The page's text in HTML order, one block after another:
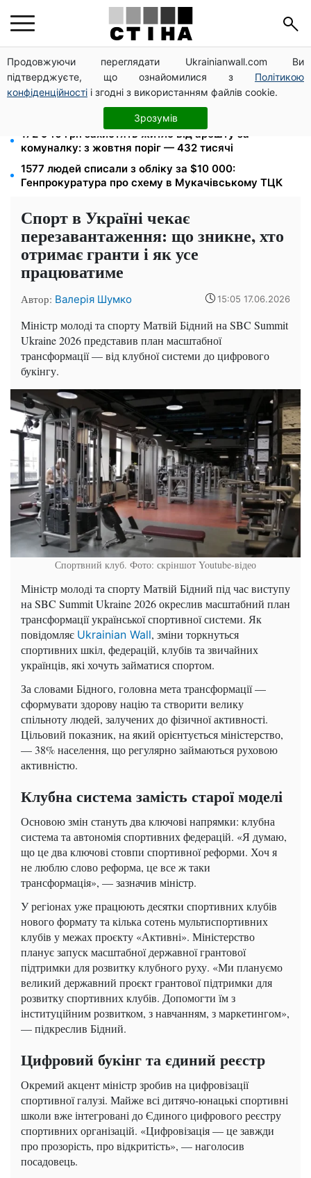
Продовжуючи переглядати Ukrainianwall.com Ви
підтверджуєте, що ознайомилися з Політикою
конфіденційності і згодні з використанням файлів cookie.
Зрозумів
120 000 грн на авто: компенсацію для ветеранів
хочуть поширити на III групу інвалідності
Пенсія по інвалідності III групи з вересня: від 2595
до 10 625 грн — хто скільки отримає
172 940 грн захистять житло від арешту за
комуналку: з жовтня поріг — 432 тисячі
1577 людей списали з обліку за $10 000:
Генпрокуратура про схему в Мукачівському ТЦК
Спорт в Україні чекає
перезавантаження: що зникне, хто
отримає гранти і як усе
працюватиме
Автор: Валерія Шумко 15:05 17.06.2026
Міністр молоді та спорту Матвій Бідний на SBC Summit
Ukraine 2026 представив план масштабної
трансформації — від клубної системи до цифрового
букінгу.
Спортвний клуб. Фото: скріншот Youtube-відео
Міністр молоді та спорту Матвій Бідний під час виступу
на SBC Summit Ukraine 2026 окреслив масштабний план
трансформації української спортивної системи. Як
повідомляє Ukrainian Wall, зміни торкнуться
спортивних шкіл, федерацій, клубів та звичайних
українців, які хочуть займатися спортом.
За словами Бідного, головна мета трансформації —
сформувати здорову націю та створити велику
спільноту людей, залучених до фізичної активності.
Цільовий показник, на який орієнтується міністерство,
— 38% населення, що регулярно займаються руховою
активністю.
Клубна система замість старої моделі
Основою змін стануть два ключові напрямки: клубна
система та автономія спортивних федерацій. «Я думаю,
що це два ключові стовпи спортивної реформи. Хоч я
не люблю слово реформа, це все ж таки
трансформація», — зазначив міністр.
У регіонах уже працюють десятки спортивних клубів
нового формату та кілька сотень мультиспортивних
клубів у межах проєкту «Активні». Міністерство
планує запуск масштабної державної грантової
підтримки для розвитку клубного руху. «Ми плануємо
великий державний проєкт грантової підтримки для
розвитку спортивних клубів. Допомогти їм з
інституційним розвитком, з навчанням, з маркетингом»,
— підкреслив Бідний.
Цифровий букінг та єдиний реєстр
Окремий акцент міністр зробив на цифровізації
спортивної галузі. Майже всі дитячо-юнацькі спортивні
школи вже інтегровані до Єдиного цифрового реєстру
спортивних організацій. «Цифровізація — це завжди
про прозорість, про відкритість», — наголосив
посадовець.